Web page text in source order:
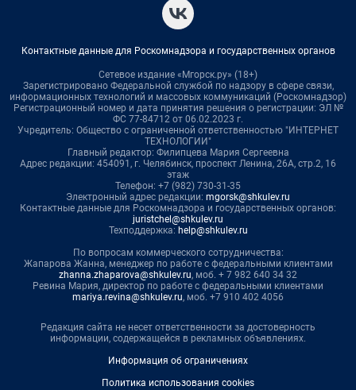
Контактные данные для Роскомнадзора и государственных органов
Сетевое издание «Мгорск.ру» (18+)
Зарегистрировано Федеральной службой по надзору в сфере связи,
информационных технологий и массовых коммуникаций (Роскомнадзор)
Регистрационный номер и дата принятия решения о регистрации: ЭЛ №
ФС 77-84712 от 06.02.2023 г.
Учредитель: Общество с ограниченной ответственностью "ИНТЕРНЕТ
ТЕХНОЛОГИИ"
Главный редактор: Филипцева Мария Сергеевна
Адрес редакции: 454091, г. Челябинск, проспект Ленина, 26А, стр.2, 16
этаж
Телефон: +7 (982) 730-31-35
Электронный адрес редакции: mgorsk@shkulev.ru
Контактные данные для Роскомнадзора и государственных органов:
juristchel@shkulev.ru
Техподдержка: help@shkulev.ru
По вопросам коммерческого сотрудничества:
Жапарова Жанна, менеджер по работе с федеральными клиентами
zhanna.zhaparova@shkulev.ru, моб. + 7 982 640 34 32
Ревина Мария, директор по работе с федеральными клиентами
mariya.revina@shkulev.ru, моб. +7 910 402 4056
Редакция сайта не несет ответственности за достоверность
информации, содержащейся в рекламных объявлениях.
Информация об ограничениях
Политика использования cookies